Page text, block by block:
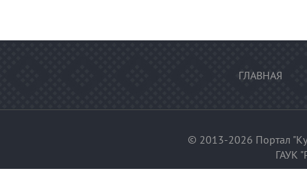
ГЛАВНАЯ
© 2013-2026 Портал
ГАУК